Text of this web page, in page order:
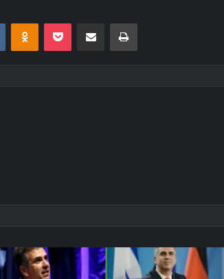
VKontakteOdnoklassniki
Pocket E-Posta ile paylaş Yazdır